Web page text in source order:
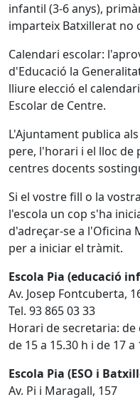
infantil (3-6 anys),
imparteix Batxillerat no
Calendari escolar:
d'Educació la
lliure elecció el
Escolar de Centre.
L'Ajuntament publica
pere, l'horari i el lloc de
centres docents
Si el vostre fill o la
l'escola un cop s'ha
d'adreçar-se a l'Oficina
per a iniciar el tràmit.
Escola Pia (educació
Av. Josep Fontcuberta,
Tel. 93 865 03 33
Horari de secretaria: de
de 15 a 15.30 h i de 17 a
Escola Pia (ESO i
Av. Pi i Maragall, 157